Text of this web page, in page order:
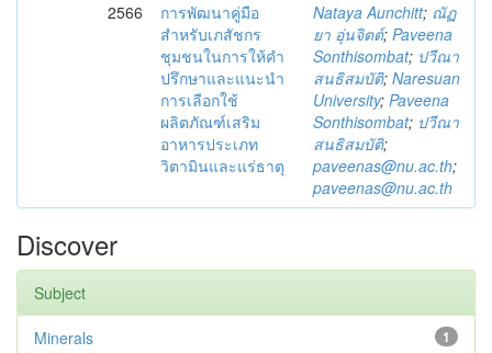
2566
การพัฒนาคู่มือ
สำหรับเภสัชกร
ชุมชนในการให้คำ
ปรึกษาและแนะนำ
การเลือกใช้
ผลิตภัณฑ์เสริม
อาหารประเภท
วิตามินและแร่ธาตุ
Nataya Aunchitt; ณัฏ
ยา อุ่นจิตต์; Paveena
Sonthisombat; ปวีณา
สนธิสมบัติ; Naresuan
University; Paveena
Sonthisombat; ปวีณา
สนธิสมบัติ;
paveenas@nu.ac.th;
paveenas@nu.ac.th
Discover
Subject
1
Minerals